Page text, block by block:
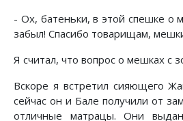
- Ох, батеньки, в этой спешке о
забыл! Спасибо товарищам,
Я считал, что вопрос о мешках с
Вскоре я встретил сияющего
сейчас он и Бале получили от
отличные матрацы. Они